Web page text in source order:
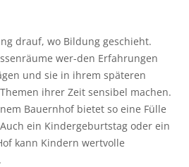
drauf, wo Bildung geschieht.
wer-den Erfahrungen
und sie in ihrem späteren
ihrer Zeit sensibel machen.
Bauernhof bietet so eine Fülle
ein Kindergeburtstag oder ein
kann Kindern wertvolle